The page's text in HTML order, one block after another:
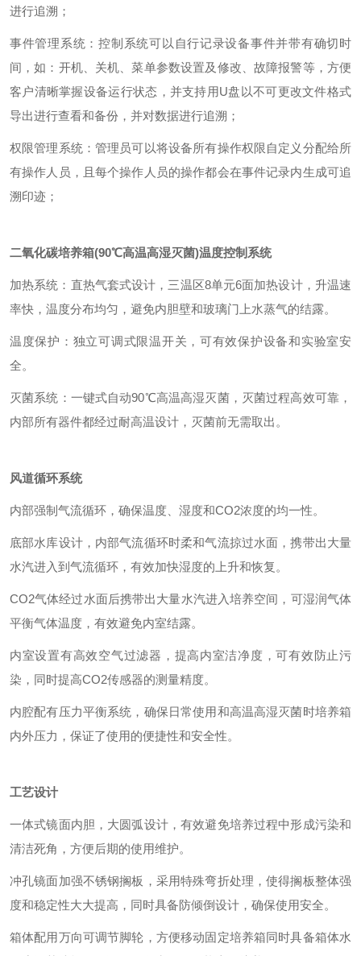
进行追溯；
事件管理系统：控制系统可以自行记录设备事件并带有确切时
间，如：开机、关机、菜单参数设置及修改、故障报警等，方便
客户清晰掌握设备运行状态，并支持用U盘以不可更改文件格式
导出进行查看和备份，并对数据进行追溯；
权限管理系统：管理员可以将设备所有操作权限自定义分配给所
有操作人员，且每个操作人员的操作都会在事件记录内生成可追
溯印迹；
二氧化碳培养箱(90℃高温高湿灭菌)温度控制系统
加热系统：直热气套式设计，三温区8单元6面加热设计，升温速
率快，温度分布均匀，避免内胆壁和玻璃门上水蒸气的结露。
温度保护：独立可调式限温开关，可有效保护设备和实验室安
全。
灭菌系统：一键式自动90℃高温高湿灭菌，灭菌过程高效可靠，
内部所有器件都经过耐高温设计，灭菌前无需取出。
风道循环系统
内部强制气流循环，确保温度、湿度和CO2浓度的均一性。
底部水库设计，内部气流循环时柔和气流掠过水面，携带出大量
水汽进入到气流循环，有效加快湿度的上升和恢复。
CO2气体经过水面后携带出大量水汽进入培养空间，可湿润气体
平衡气体温度，有效避免内室结露。
内室设置有高效空气过滤器，提高内室洁净度，可有效防止污
染，同时提高CO2传感器的测量精度。
内腔配有压力平衡系统，确保日常使用和高温高湿灭菌时培养箱
内外压力，保证了使用的便捷性和安全性。
工艺设计
一体式镜面内胆，大圆弧设计，有效避免培养过程中形成污染和
清洁死角，方便后期的使用维护。
冲孔镜面加强不锈钢搁板，采用特殊弯折处理，使得搁板整体强
度和稳定性大大提高，同时具备防倾倒设计，确保使用安全。
箱体配用万向可调节脚轮，方便移动固定培养箱同时具备箱体水